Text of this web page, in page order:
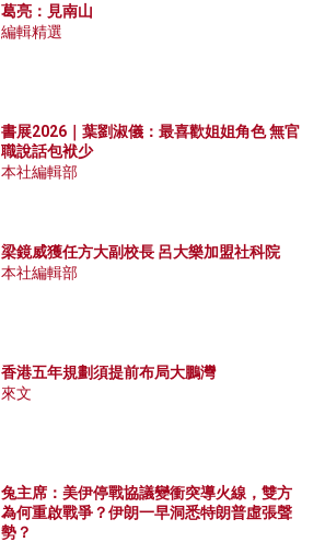
葛亮：見南山
編輯精選
書展2026｜葉劉淑儀：最喜歡姐姐角色 無官
職說話包袱少
本社編輯部
梁鏡威獲任方大副校長 呂大樂加盟社科院
本社編輯部
香港五年規劃須提前布局大鵬灣
來文
兔主席：美伊停戰協議變衝突導火線，雙方
為何重啟戰爭？伊朗一早洞悉特朗普虛張聲
勢？